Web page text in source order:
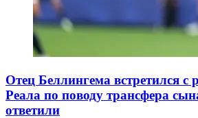
Отец Беллингема встретился с
Реала по поводу трансфера
ответили